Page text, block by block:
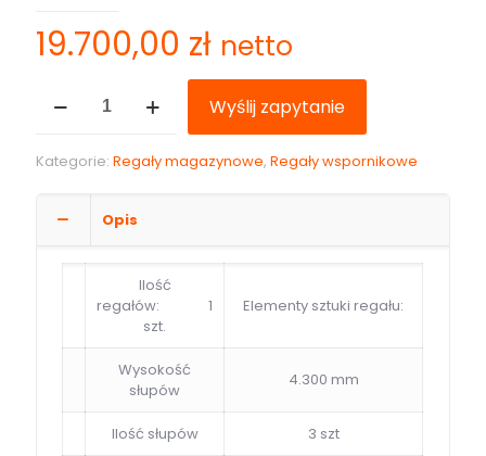
19.700,00 zł netto
Regał
do
Wyślij zapytanie
Kategorie: Regały magazynowe, Regały wspornikowe
Opis
Ilość
regałów: 1
szt.
Elementy sztuki regału:
Wysokość
słupów
4.300 mm
Ilość słupów 3 szt